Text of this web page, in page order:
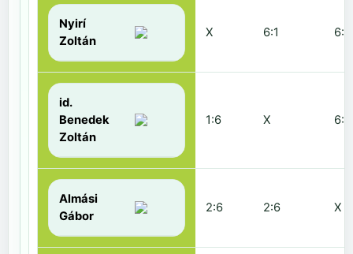
Nyirí
Zoltán
X 6:1 6:2
id.
Benedek
Zoltán
1:6 X 6:2
Almási
Gábor
2:6 2:6 X